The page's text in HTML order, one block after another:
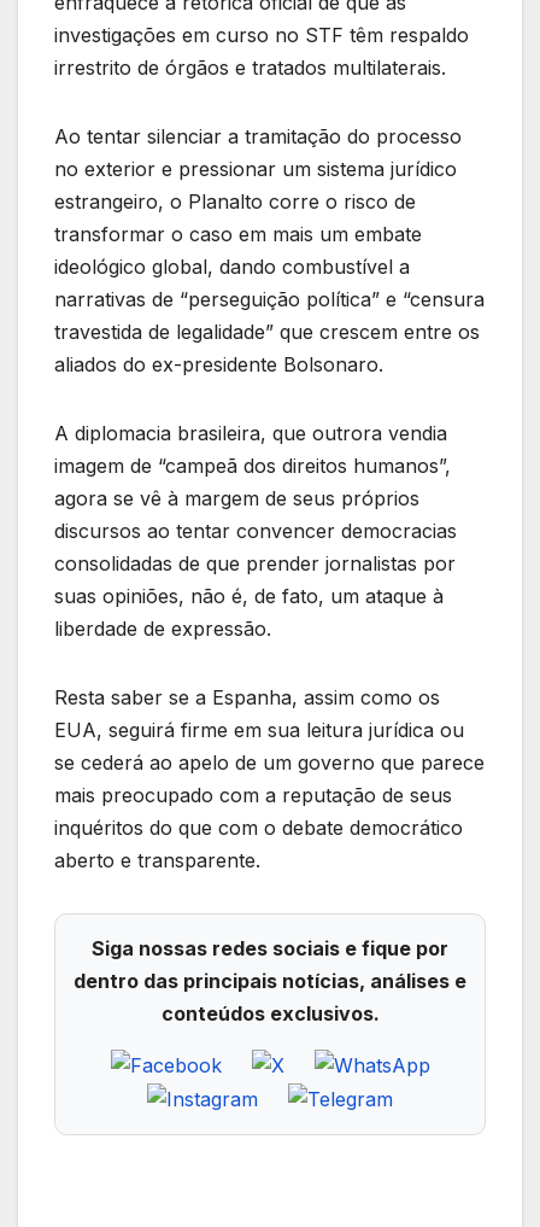
investigações em curso no STF têm respaldo
irrestrito de órgãos e tratados multilaterais.
Ao tentar silenciar a tramitação do processo
no exterior e pressionar um sistema jurídico
estrangeiro, o Planalto corre o risco de
transformar o caso em mais um embate
ideológico global, dando combustível a
narrativas de “perseguição política” e “censura
travestida de legalidade” que crescem entre os
aliados do ex-presidente Bolsonaro.
A diplomacia brasileira, que outrora vendia
imagem de “campeã dos direitos humanos”,
agora se vê à margem de seus próprios
discursos ao tentar convencer democracias
consolidadas de que prender jornalistas por
suas opiniões, não é, de fato, um ataque à
liberdade de expressão.
Resta saber se a Espanha, assim como os
EUA, seguirá firme em sua leitura jurídica ou
se cederá ao apelo de um governo que parece
mais preocupado com a reputação de seus
inquéritos do que com o debate democrático
aberto e transparente.
Siga nossas redes sociais e fique por
dentro das principais notícias, análises e
conteúdos exclusivos.